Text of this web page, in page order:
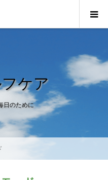
ケア
日のために